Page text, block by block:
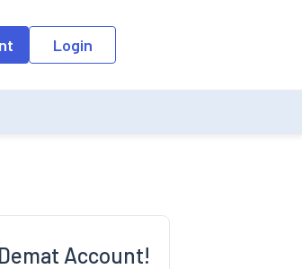
suggestion list will be updated as per the
Login
Account!